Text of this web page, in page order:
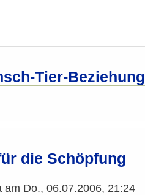
Tier-Beziehung
die Schöpfung
am Do., 06.07.2006, 21:24